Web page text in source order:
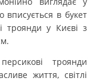
вписується в букет
троянди у Києві з
троянди
життя, світлі